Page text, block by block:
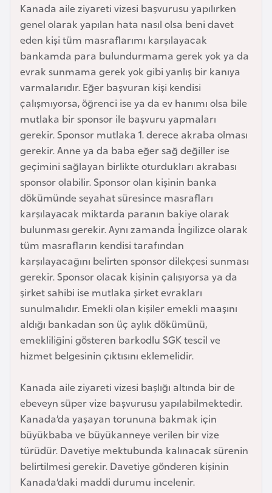
Kanada aile ziyareti vizesi başvurusu yapılırken
genel olarak yapılan hata nasıl olsa beni davet
eden kişi tüm masraflarımı karşılayacak
bankamda para bulundurmama gerek yok ya da
evrak sunmama gerek yok gibi yanlış bir kanıya
varmalarıdır. Eğer başvuran kişi kendisi
çalışmıyorsa, öğrenci ise ya da ev hanımı olsa bile
mutlaka bir sponsor ile başvuru yapmaları
gerekir. Sponsor mutlaka 1. derece akraba olması
gerekir. Anne ya da baba eğer sağ değiller ise
geçimini sağlayan birlikte oturdukları akrabası
sponsor olabilir. Sponsor olan kişinin banka
dökümünde seyahat süresince masrafları
karşılayacak miktarda paranın bakiye olarak
bulunması gerekir. Aynı zamanda İngilizce olarak
tüm masrafların kendisi tarafından
karşılayacağını belirten sponsor dilekçesi sunması
gerekir. Sponsor olacak kişinin çalışıyorsa ya da
şirket sahibi ise mutlaka şirket evrakları
sunulmalıdır. Emekli olan kişiler emekli maaşını
aldığı bankadan son üç aylık dökümünü,
emekliliğini gösteren barkodlu SGK tescil ve
hizmet belgesinin çıktısını eklemelidir.
Kanada aile ziyareti vizesi başlığı altında bir de
ebeveyn süper vize başvurusu yapılabilmektedir.
Kanada’da yaşayan torununa bakmak için
büyükbaba ve büyükanneye verilen bir vize
türüdür. Davetiye mektubunda kalınacak sürenin
belirtilmesi gerekir. Davetiye gönderen kişinin
Kanada’daki maddi durumu incelenir.
a
n
g
l
a
d
e
ş
B
e
l
a
r
u
s
B
e
l
ç
i
a
B
e
n
i
n